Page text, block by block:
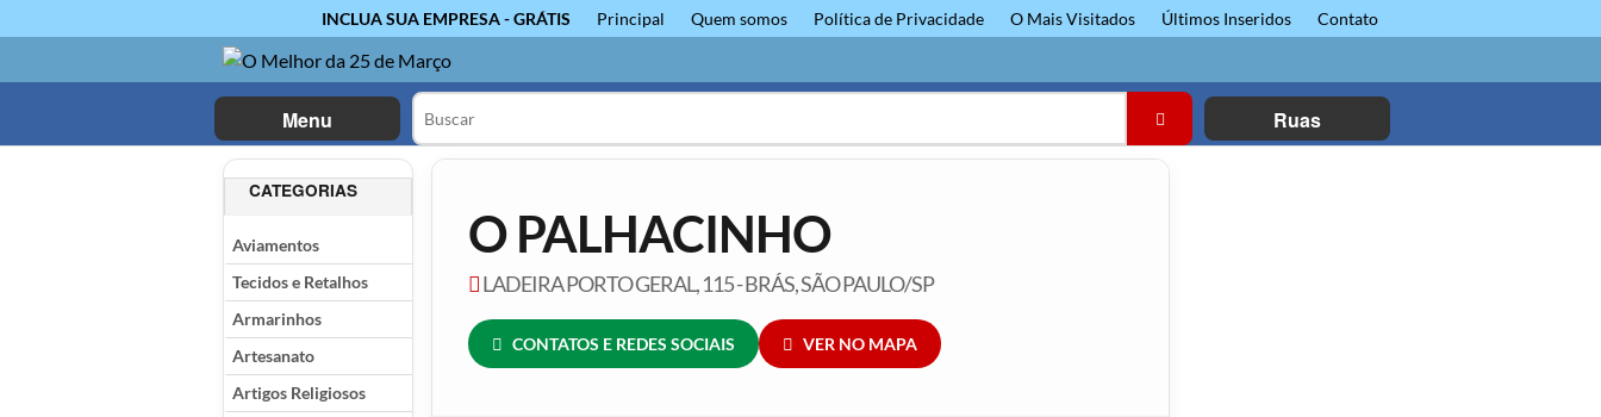
INCLUA SUA EMPRESA - GRÁTIS Principal Quem somos Política de Privacidade O Mais Visitados Últimos Inseridos Contato
Menu Ruas
CATEGORIAS
Aviamentos
Tecidos e Retalhos
Armarinhos
Artesanato
Artigos Religiosos
O PALHACINHO
LADEIRA PORTO GERAL, 115 - BRÁS, SÃO PAULO/SP
CONTATOS E REDES SOCIAIS VER NO MAPA